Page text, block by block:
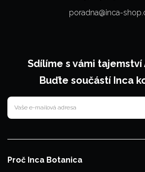
poradna@inca-
Sdílíme s vámi tajemství
Buďte součástí Inca
Proč Inca Botanica